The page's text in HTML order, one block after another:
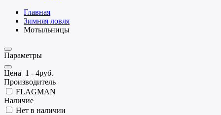
Главная
Зимняя ловля
Мотыльницы
Параметры
Цена 1 - 4руб.
Производитель
FLAGMAN
Наличие
Нет в наличии